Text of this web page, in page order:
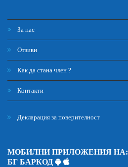
За нас
Отзиви
Как да стана член ?
Контакти
Декларация за поверителност
МОБИЛНИ ПРИЛОЖЕНИЯ НА:
БГ БАРКОД